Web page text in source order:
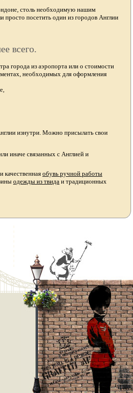
столь необходимую нашим
просто посетить один из городов Англии
всего.
города из аэропорта или о стоимости
необходимых для оформления
изнутри. Можно присылать свои
иначе связанных с Англией и
и качественная обувь ручной работы
одежды из твида и традиционных